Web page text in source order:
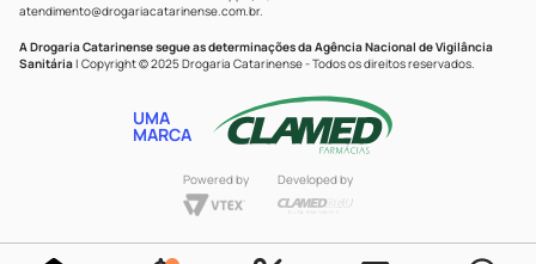
atendimento@drogariacatarinense.com.br.
A Drogaria Catarinense segue as determinações da Agência Nacional de Vigilância
Sanitária | Copyright © 2025 Drogaria Catarinense - Todos os direitos reservados.
UMA
MARCA
Powered by Developed by